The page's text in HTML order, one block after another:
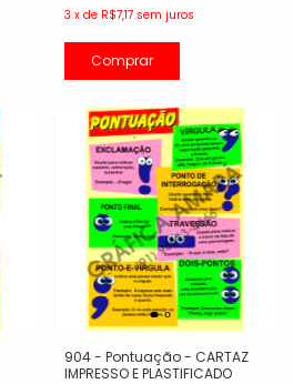
3 x de R$7,17 sem juros
Comprar
904 - Pontuação - CARTAZ
IMPRESSO E PLASTIFICADO